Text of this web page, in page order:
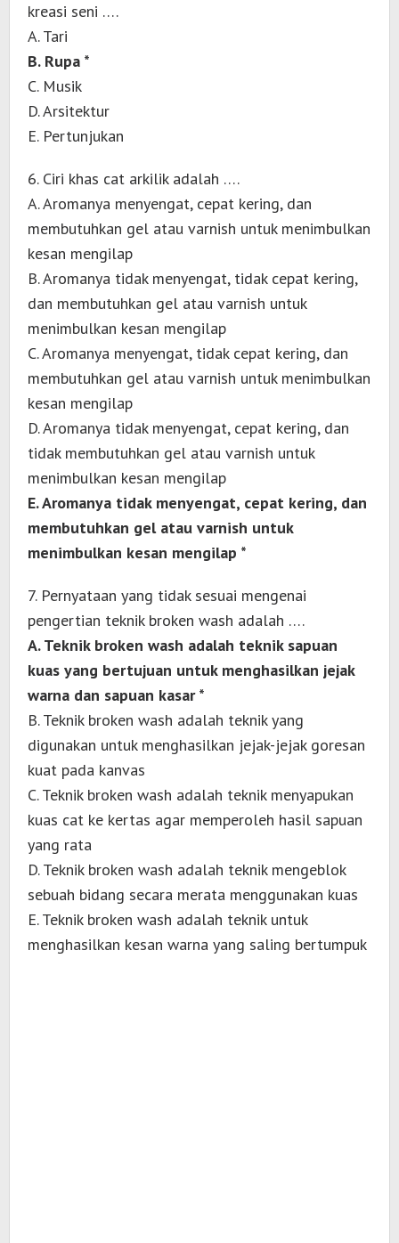
kreasi seni ….
A. Tari
B. Rupa *
C. Musik
D. Arsitektur
E. Pertunjukan
6. Ciri khas cat arkilik adalah ….
A. Aromanya menyengat, cepat kering, dan
membutuhkan gel atau varnish untuk menimbulkan
kesan mengilap
B. Aromanya tidak menyengat, tidak cepat kering,
dan membutuhkan gel atau varnish untuk
menimbulkan kesan mengilap
C. Aromanya menyengat, tidak cepat kering, dan
membutuhkan gel atau varnish untuk menimbulkan
kesan mengilap
D. Aromanya tidak menyengat, cepat kering, dan
tidak membutuhkan gel atau varnish untuk
menimbulkan kesan mengilap
E. Aromanya tidak menyengat, cepat kering, dan
membutuhkan gel atau varnish untuk
menimbulkan kesan mengilap *
7. Pernyataan yang tidak sesuai mengenai
pengertian teknik broken wash adalah ….
A. Teknik broken wash adalah teknik sapuan
kuas yang bertujuan untuk menghasilkan jejak
warna dan sapuan kasar *
B. Teknik broken wash adalah teknik yang
digunakan untuk menghasilkan jejak-jejak goresan
kuat pada kanvas
C. Teknik broken wash adalah teknik menyapukan
kuas cat ke kertas agar memperoleh hasil sapuan
yang rata
D. Teknik broken wash adalah teknik mengeblok
sebuah bidang secara merata menggunakan kuas
E. Teknik broken wash adalah teknik untuk
menghasilkan kesan warna yang saling bertumpuk